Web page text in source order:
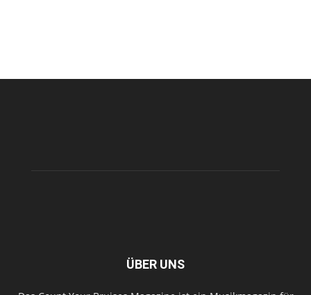
ÜBER UNS